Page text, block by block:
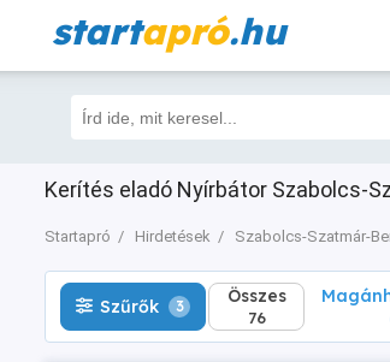
startapró.hu
Kerítés eladó Nyírbátor Szabolcs-
Startapró Hirdetések Szabolcs-Szatmár-
Szűrők 3 Összes
76
Szűrők 3 Összes
76